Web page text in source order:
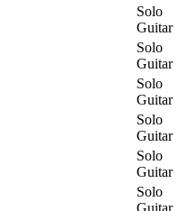
Solo
Guitar
Solo
Guitar
Solo
Guitar
Solo
Guitar
Solo
Guitar
Solo
Guitar